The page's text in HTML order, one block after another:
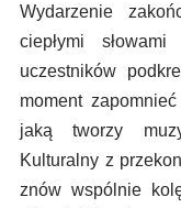
Wydarzenie
ciepłymi
uczestników
moment
jaką tworzy
Kulturalny z
znów wspólnie